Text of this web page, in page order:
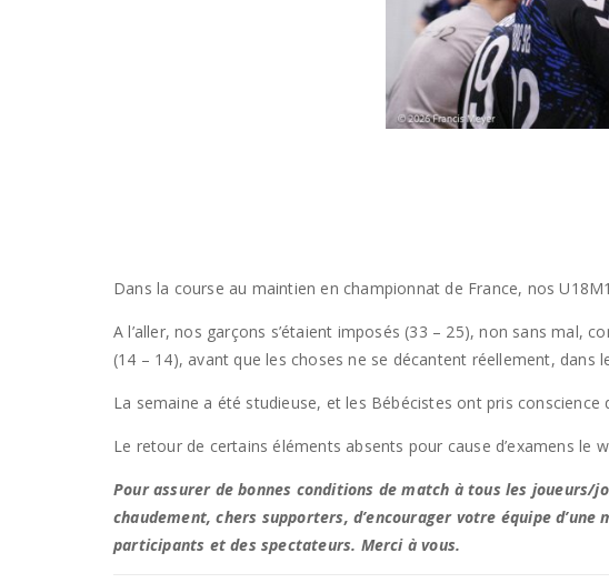
Dans la course au maintien en championnat de France, nos
A l’aller, nos garçons s’étaient imposés (33 – 25), non sans mal,
(14 – 14), avant que les choses ne se décantent réellement, dans
La semaine a été studieuse, et les Bébécistes ont pris
Le retour de certains éléments absents pour cause d’examens le
Pour assurer de bonnes conditions de match à tous les
chaudement, chers supporters, d’encourager votre équipe
participants et des spectateurs. Merci à vous.